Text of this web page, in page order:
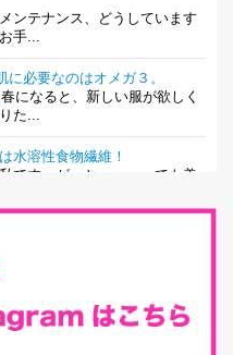
ンテナンス、どうしています
手...
必要なのはオメガ３。
春になると、新しい服が欲しく
た...
水溶性食物繊維！
です。が、と〜〜〜っても美
中でいっちばん大事！だと私
買う？
リカにしているんだけど確か